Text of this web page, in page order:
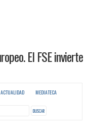
ACTUALIDAD MEDIATECA